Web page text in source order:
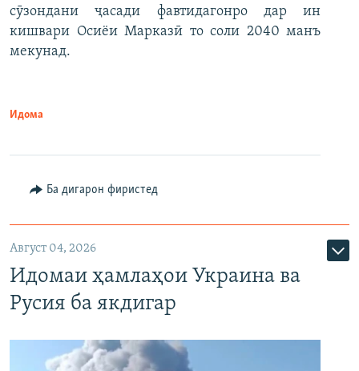
сӯзондани ҷасади фавтидагонро дар ин
кишвари Осиёи Марказӣ то соли 2040 манъ
мекунад.
Идома
Ба дигарон фиристед
Август 04, 2026
Идомаи ҳамлаҳои Украина ва
Русия ба якдигар